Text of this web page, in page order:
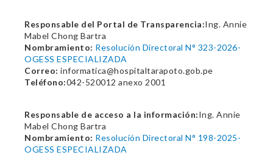
Responsable del Portal de Transparencia:Ing. Annie
Mabel Chong Bartra
Nombramiento: Resolución Directoral N° 323-2026-
OGESS ESPECIALIZADA
Correo: informatica@hospitaltarapoto.gob.pe
Teléfono:042-520012 anexo 2001
Responsable de acceso a la información:Ing. Annie
Mabel Chong Bartra
Nombramiento: Resolución Directoral N° 198-2025-
OGESS ESPECIALIZADA